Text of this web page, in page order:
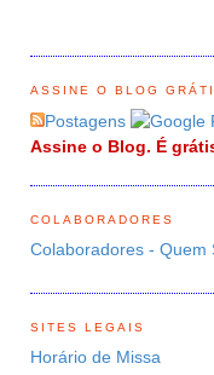
ASSINE O BLOG
Postagens
Assine o Blog. É
COLABORADORES
Colaboradores - Quem
SITES LEGAIS
Horário de Missa